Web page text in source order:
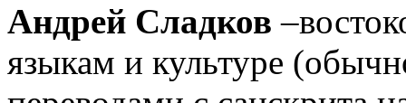
Андрей Сладков
языкам и культуре